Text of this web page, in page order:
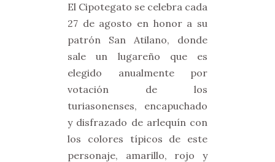
El Cipotegato se celebra cada
27 de agosto en honor a su
patrón San Atilano, donde
sale un lugareño que es
elegido anualmente por
votación de los
turiasonenses, encapuchado
y disfrazado de arlequín con
los colores típicos de este
personaje, amarillo, rojo y